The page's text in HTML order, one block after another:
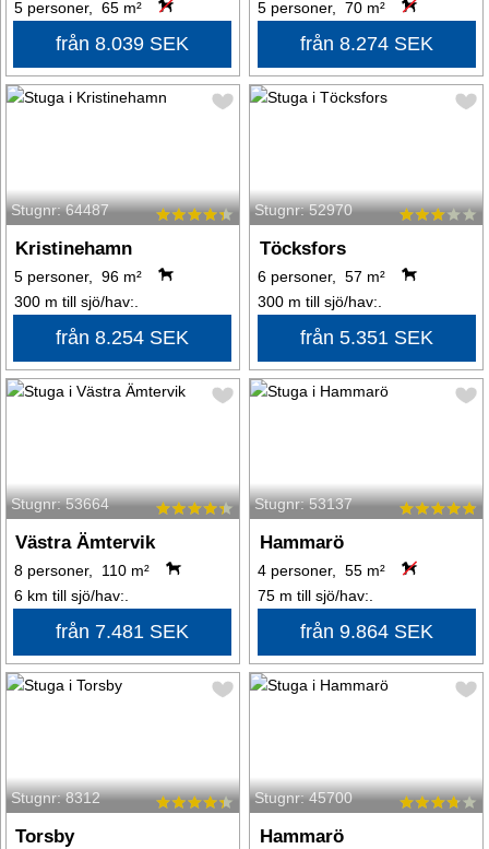
5 personer, 65 m²
från 8.039 SEK
5 personer, 70 m²
från 8.274 SEK
Stugnr: 64487
Kristinehamn
5 personer, 96 m²
300 m till sjö/hav:.
från 8.254 SEK
Stugnr: 52970
Töcksfors
6 personer, 57 m²
300 m till sjö/hav:.
från 5.351 SEK
Stugnr: 53664
Västra Ämtervik
8 personer, 110 m²
6 km till sjö/hav:.
från 7.481 SEK
Stugnr: 53137
Hammarö
4 personer, 55 m²
75 m till sjö/hav:.
från 9.864 SEK
Stugnr: 8312
Torsby
Stugnr: 45700
Hammarö